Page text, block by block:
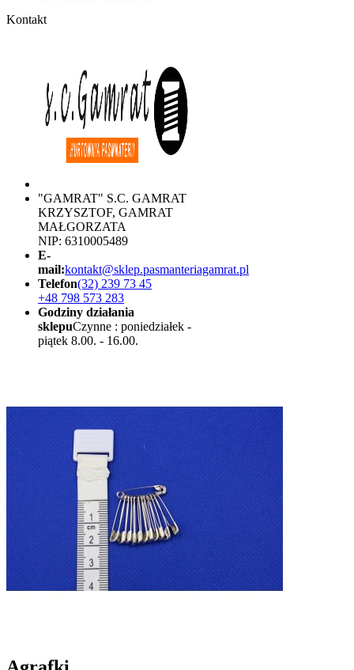
Kontakt
"GAMRAT" S.C. GAMRAT
KRZYSZTOF, GAMRAT
MAŁGORZATA
NIP: 6310005489
E-
mail:kontakt@sklep.pasmanteriagamrat.pl
Telefon(32) 239 73 45
+48 798 573 283
Godziny działania
sklepuCzynne : poniedziałek -
piątek 8.00. - 16.00.